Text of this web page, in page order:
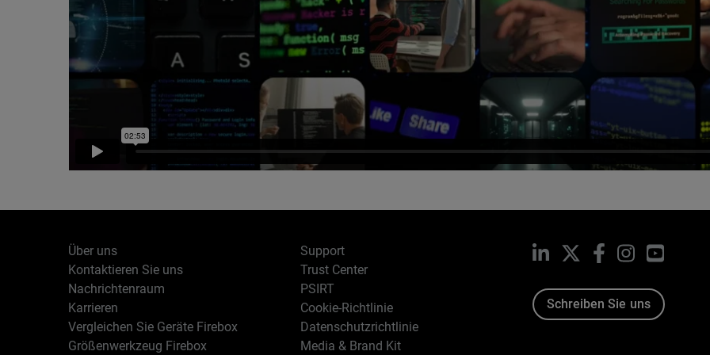
Über uns
Kontaktieren Sie uns
Nachrichtenraum
Karrieren
Vergleichen Sie Geräte Firebox
Größenwerkzeug Firebox
Support
Trust Center
PSIRT
Cookie-Richtlinie
Datenschutzrichtlinie
Media & Brand Kit
LinkedIn Facebook
Instagram
Schreiben Sie uns